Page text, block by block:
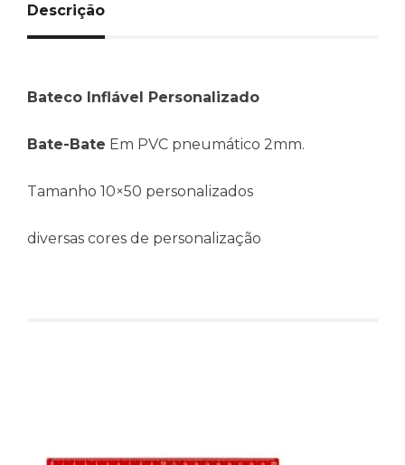
Descrição
Bateco Inflável Personalizado
Bate-Bate Em PVC pneumático 2mm.
Tamanho 10×50 personalizados
diversas cores de personalização